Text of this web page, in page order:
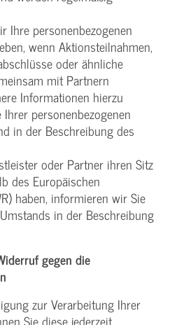
Ihre personenbezogenen
wenn Aktionsteilnahmen,
oder ähnliche
mit Partnern
Informationen hierzu
personenbezogenen
in der Beschreibung des
oder Partner ihren Sitz
des Europäischen
haben, informieren wir Sie
in der Beschreibung
gegen die
zur Verarbeitung Ihrer